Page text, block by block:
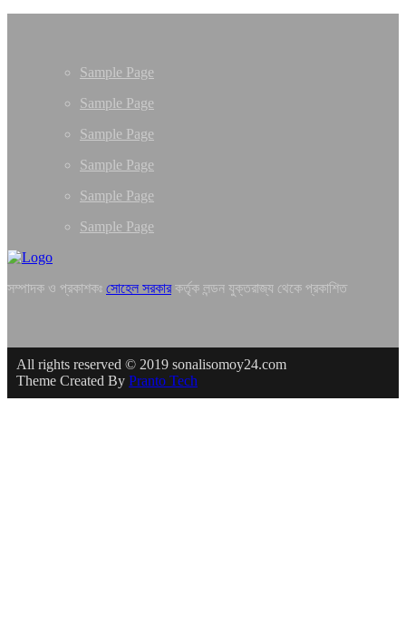
Sample Page
Sample Page
Sample Page
Sample Page
Sample Page
Sample Page
সম্পাদক ও প্রকাশকঃ সোহেল সরকারকর্তৃক লন্ডন যুক্তরাজ্য থেকে প্রকাশিত
All rights reserved © 2019 sonalisomoy24.com
Theme Created By Pranto Tech